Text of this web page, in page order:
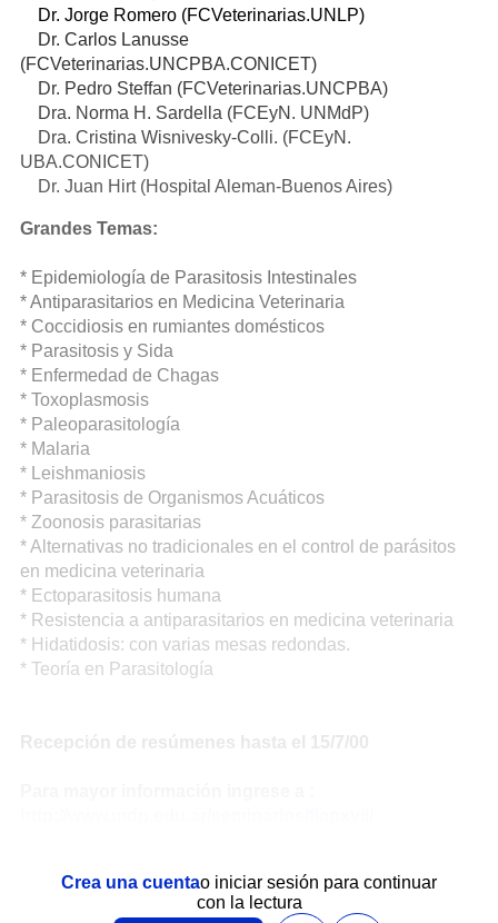
Dr. Jorge Romero (FCVeterinarias.UNLP)
Dr. Carlos Lanusse
(FCVeterinarias.UNCPBA.CONICET)
Dr. Pedro Steffan (FCVeterinarias.UNCPBA)
Dra. Norma H. Sardella (FCEyN. UNMdP)
Dra. Cristina Wisnivesky-Colli. (FCEyN.
UBA.CONICET)
Dr. Juan Hirt (Hospital Aleman-Buenos Aires)
Grandes Temas:
* Epidemiología de Parasitosis Intestinales
* Antiparasitarios en Medicina Veterinaria
* Coccidiosis en rumiantes domésticos
* Parasitosis y Sida
* Enfermedad de Chagas
* Toxoplasmosis
* Paleoparasitología
* Malaria
* Leishmaniosis
* Parasitosis de Organismos Acuáticos
* Zoonosis parasitarias
* Alternativas no tradicionales en el control de parásitos
en medicina veterinaria
* Ectoparasitosis humana
* Resistencia a antiparasitarios en medicina veterinaria
* Hidatidosis: con varias mesas redondas.
* Teoría en Parasitología
Recepción de resúmenes hasta el 15/7/00
Crea una cuentao iniciar sesión para continuar
con la lectura